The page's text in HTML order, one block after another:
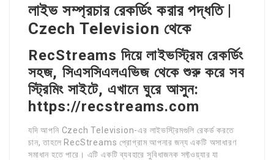
লাইভ সম্প্রচার রেকর্ডিং করার পদ্ধতি |
Czech Television থেকে
RecStreams দিয়ে লাইভস্ট্রিম রেকর্ডিং
সহজ, সিএসসিএলএভিজ থেকে শুরু করে সব
স্ট্রিমিং সাইটে, এখানে ঘুরে আসুন:
https://recstreams.com
যদি আপনি Czech Television-এর লাইভস্ট্রিমগুলি রেকর্ড করতে
চান, তাহলে RecStreams প্রোগ্রাম আপনার জন্য একটি অসাধারণ
সমাধান হতে পারে। এটি একটি ব্যবহারে সুবিধাজনক সফ্টওয়্যার যা